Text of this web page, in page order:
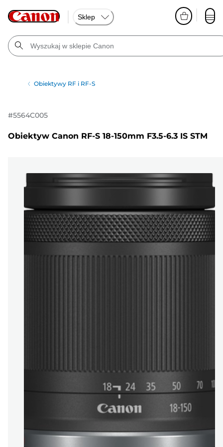
Sklep
Obiektywy RF i RF-S
#5564C005
Obiektyw Canon RF-S 18-150mm F3.5-6.3 IS STM